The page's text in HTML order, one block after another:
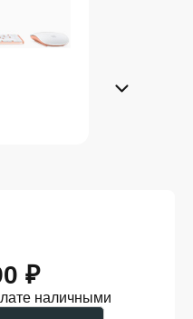
₽
наличными